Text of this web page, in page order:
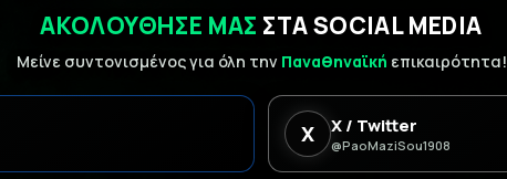
ΑΚΟΛΟΥΘΗΣΕ ΜΑΣ ΣΤΑ SOCIAL MEDIA
Μείνε συντονισμένος για όλη την Παναθηναϊκή επικαιρότητα!
X X / Twitter
@PaoMaziSou1908